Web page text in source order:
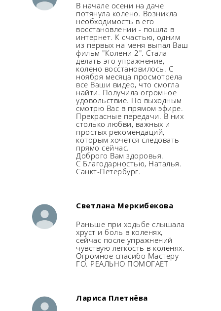
В начале осени на даче
потянула колено. Возникла
необходимость в его
восстановлении - пошла в
интернет. К счастью, одним
из первых на меня выпал Ваш
фильм "Колени 2". Стала
делать это упражнение,
колено восстановилось. С
ноября месяца просмотрела
все Ваши видео, что смогла
найти. Получила огромное
удовольствие. По выходным
смотрю Вас в прямом эфире.
Прекрасные передачи. В них
столько любви, важных и
простых рекомендаций,
которым хочется следовать
прямо сейчас.
Доброго Вам здоровья.
С Благодарностью, Наталья.
Санкт-Петербург.
Светлана Меркибекова
Раньше при ходьбе слышала
хруст и боль в коленях,
сейчас после упражнений
чувствую легкость в коленях.
Огромное спасибо Мастеру
ГО. РЕАЛЬНО ПОМОГАЕТ
Лариса Плетнёва